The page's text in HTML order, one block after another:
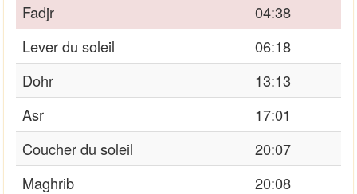
Fadjr
04:38
Lever du soleil
06:18
Dohr
13:13
Asr
17:01
Coucher du soleil
20:07
Maghrib
20:08